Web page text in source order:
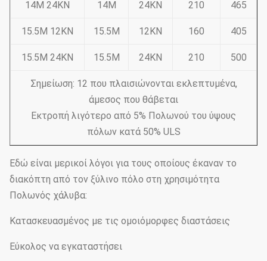
14M 24KN 14M 24KN 210 465
15.5M 12KN 15.5M 12KN 160 405
15.5M 24KN 15.5M 24KN 210 500
Σημείωση: 12 που πλαισιώνονται εκλεπτυμένα,
άμεσος που θάβεται
Εκτροπή λιγότερο από 5% Πολωνού του ύψους
πόλων κατά 50% ULS
Εδώ είναι μερικοί λόγοι για τους οποίους έκαναν το
διακόπτη από τον ξύλινο πόλο στη χρησιμότητα
Πολωνός χάλυβα:
Κατασκευασμένος με τις ομοιόμορφες διαστάσεις
Εύκολος να εγκαταστήσει